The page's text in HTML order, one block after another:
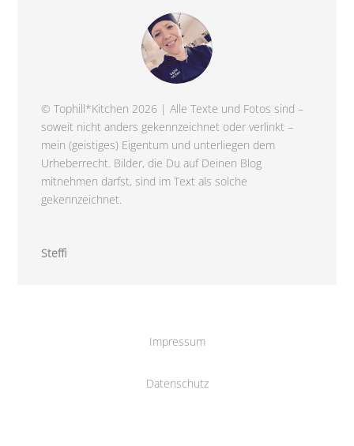
© Tophill*Kitchen 2026 | Alle Texte und Fotos sind –
soweit nicht anders gekennzeichnet oder verlinkt –
mein (geistiges) Eigentum und unterliegen dem
Urheberrecht. Bilder, die Du auf Deinen Blog
mitnehmen darfst, sind im Text als solche
gekennzeichnet.
Steffi
Impressum
Datenschutz